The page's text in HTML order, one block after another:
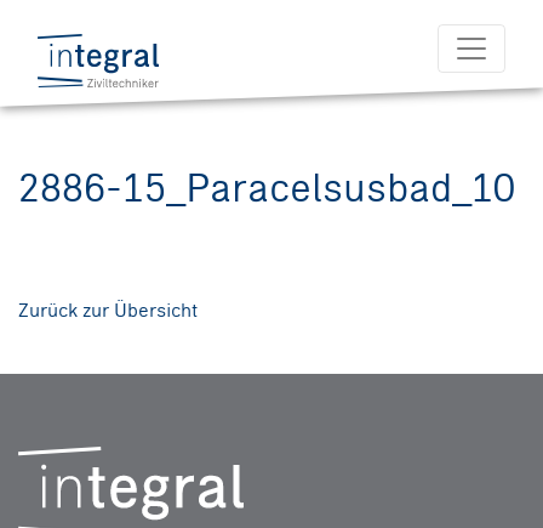
2886-15_Paracelsusbad_10
Zurück zur Übersicht